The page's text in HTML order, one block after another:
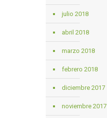
julio 2018
abril 2018
marzo 2018
febrero 2018
diciembre 2017
noviembre 2017